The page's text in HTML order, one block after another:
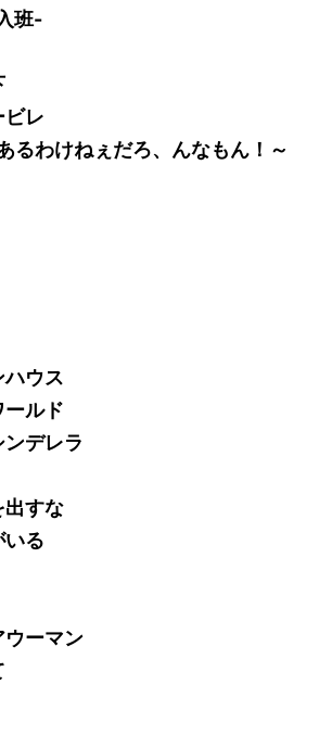
班-
ビレ
るわけねぇだろ、んなもん！～
ハウス
ールド
ンデレラ
出すな
いる
ウーマン